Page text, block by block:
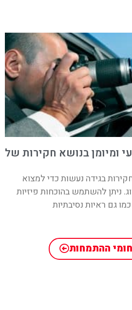
ומיומן בנושא חקירות של
בגידה נעשות כדי למצוא
ניתן להשתמש בהוכחות פיזיות
גם ראיות נסיבתיות
ההתמחות